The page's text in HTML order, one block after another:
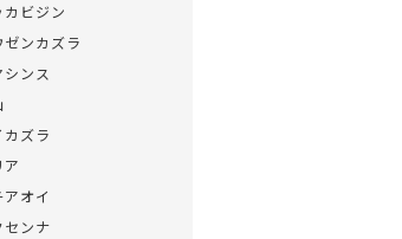
カビジン
ゼンカズラ
シンス
カズラ
ア
アオイ
センナ